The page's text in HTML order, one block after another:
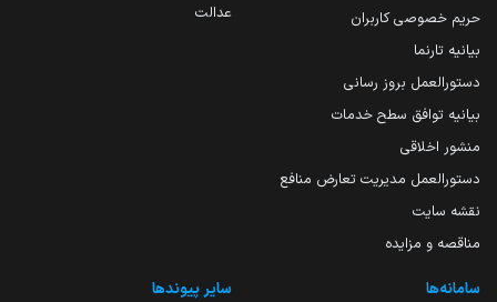
حریم خصوصی کاربران
بیانیه تارنما
دستورالعمل بروز رسانی
بیانیه توافق سطح خدمات
منشور اخلاقی
دستورالعمل مدیریت تعارض منافع
نقشه سایت
مناقصه و مزایده
عدالت
سامانه‌ها سایر پیوندها